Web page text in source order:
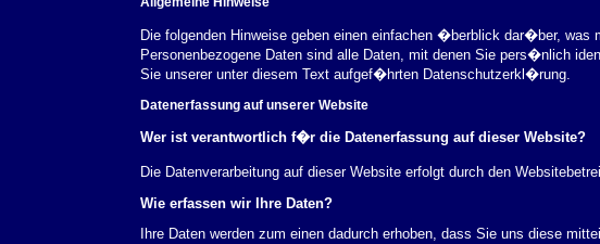
Die folgenden Hinweise geben einen einfachen �berblick dar�ber, was
Personenbezogene Daten sind alle Daten, mit denen Sie pers�nlich
Sie unserer unter diesem Text aufgef�hrten Datenschutzerkl�rung.
Datenerfassung auf unserer Website
Wer ist verantwortlich f�r die Datenerfassung auf dieser Website?
Die Datenverarbeitung auf dieser Website erfolgt durch den
Wie erfassen wir Ihre Daten?
Ihre Daten werden zum einen dadurch erhoben, dass Sie uns diese